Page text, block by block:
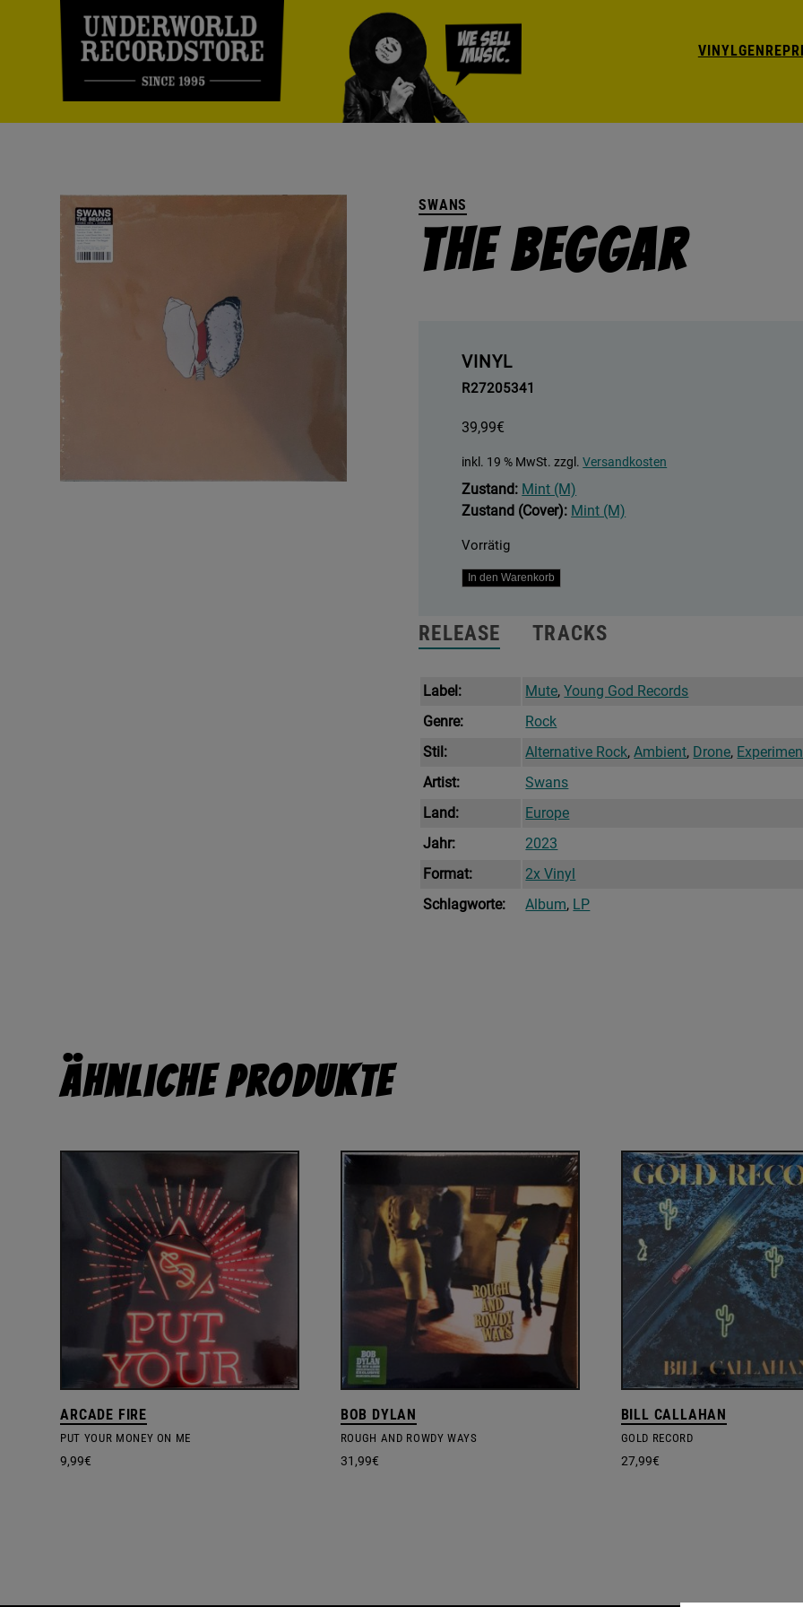
VINYLGENRE
SWANS
The Beggar
VINYL
R27205341
39,99€
inkl. 19 % MwSt. zzgl.Versandkosten
Zustand: Mint (M)
Zustand (Cover): Mint (M)
Vorrätig
The
Menge
In den Warenkorb
RELEASE TRACKS
Label: Mute,Young God Records
Genre:
Rock
Stil:
Alternative Rock,Ambient, Drone,
Artist:
Swans
Land:
Europe
Jahr:
2023
Format:
2x Vinyl
Schlagworte:
Album, LP
Ähnliche Produkte
ARCADE FIRE
PUT YOUR MONEY ON ME
9,99€
BOB DYLAN
ROUGH AND ROWDY WAYS
31,99€
BILL CALLAHAN
GOLD RECORD
27,99€